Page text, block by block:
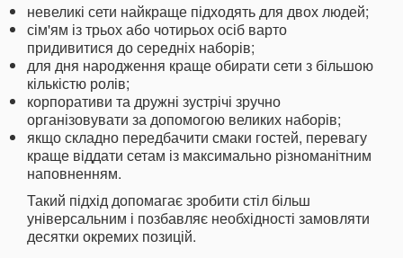
невеликі сети найкраще підходять для двох людей;
сім'ям із трьох або чотирьох осіб варто
придивитися до середніх наборів;
для дня народження краще обирати сети з більшою
кількістю ролів;
корпоративи та дружні зустрічі зручно
організовувати за допомогою великих наборів;
якщо складно передбачити смаки гостей, перевагу
краще віддати сетам із максимально різноманітним
наповненням.
Такий підхід допомагає зробити стіл більш
універсальним і позбавляє необхідності замовляти
десятки окремих позицій.